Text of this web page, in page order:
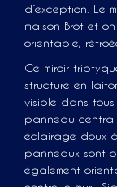
d’exception. Le
maison Brot et
orientable,
Ce miroir
structure en
visible dans
panneau
éclairage doux
panneaux sont
également